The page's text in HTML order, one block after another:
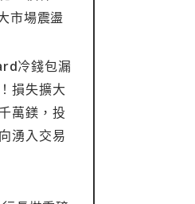
市場震盪
冷錢包漏
損失擴大
萬鎂，投
湧入交易